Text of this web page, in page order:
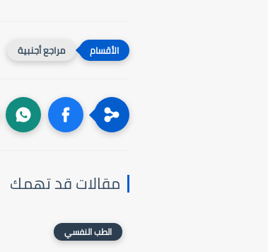
مراجع أجنبية
مقالات قد تهمك
الطب النفسي